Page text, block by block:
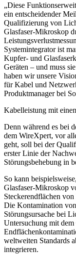
„Diese
ein entscheidender
Qualifizierung von
Glasfaser-Mikroskop
Systemintegrator ist
Kupfer- und
Geräten – und muss
haben wir unsere
für Kabel und
Produktmanager bei
Kabelleistung mit
Denn während es bei
dem WireXpert, vor
geht, soll bei der
erster Linie der
Störungsbehebung in
So kann
Glasfaser-Mikroskop
Steckerendflächen
Die Kontamination
Störungsursache bei
Untersuchung mit
weltweiten Standards
integrieren.